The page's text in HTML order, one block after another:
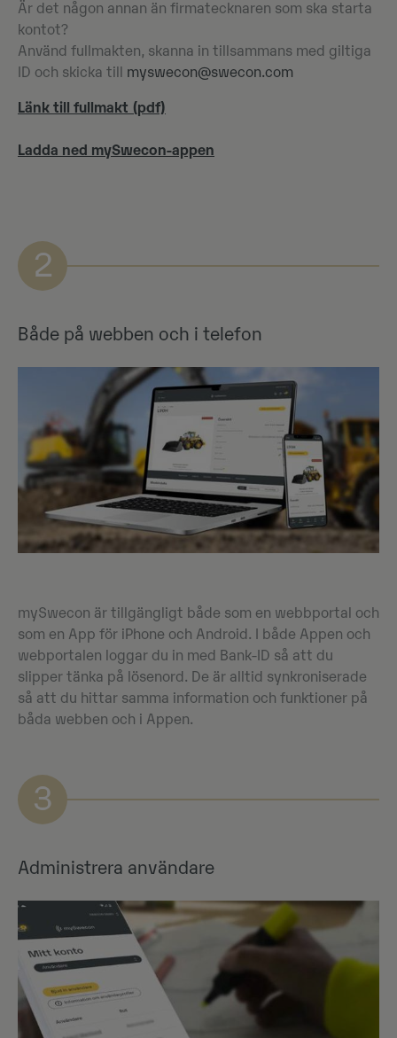
Är det någon annan än firmatecknaren som ska starta
kontot?
Använd fullmakten, skanna in tillsammans med giltiga
ID och skicka till myswecon@swecon.com
Länk till fullmakt (pdf)
Ladda ned mySwecon-appen
2
Både på webben och i telefon
mySwecon är tillgängligt både som en webbportal och
som en App för iPhone och Android. I både Appen och
webportalen loggar du in med Bank-ID så att du
slipper tänka på lösenord. De är alltid synkroniserade
så att du hittar samma information och funktioner på
båda webben och i Appen.
3
Administrera användare